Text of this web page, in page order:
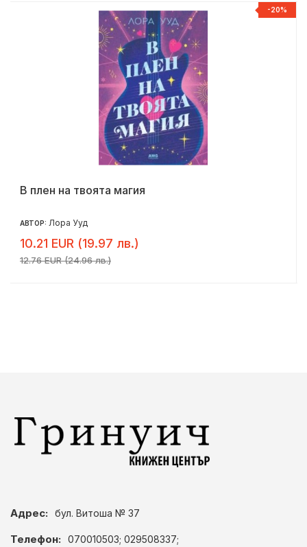
-20%
В плен на твоята магия
АВТОР: Лора Ууд
10.21 EUR (19.97 лв.)
12.76 EUR (24.96 лв.)
Адрес: бул. Витоша № 37
Телефон: 070010503; 029508337;